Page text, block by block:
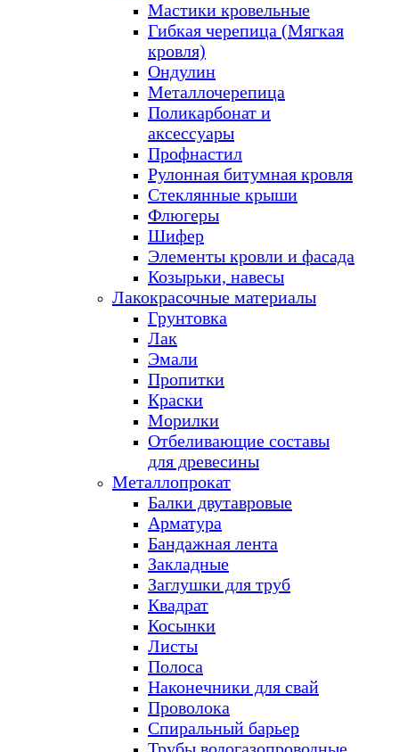
Мастики кровельные
Гибкая черепица (Мягкая
кровля)
Ондулин
Металлочерепица
Поликарбонат и
аксессуары
Профнастил
Рулонная битумная кровля
Стеклянные крыши
Флюгеры
Шифер
Элементы кровли и фасада
Козырьки, навесы
Лакокрасочные материалы
Грунтовка
Лак
Эмали
Пропитки
Краски
Морилки
Отбеливающие составы
для древесины
Металлопрокат
Балки двутавровые
Арматура
Бандажная лента
Закладные
Заглушки для труб
Квадрат
Косынки
Листы
Полоса
Наконечники для свай
Проволока
Спиральный барьер